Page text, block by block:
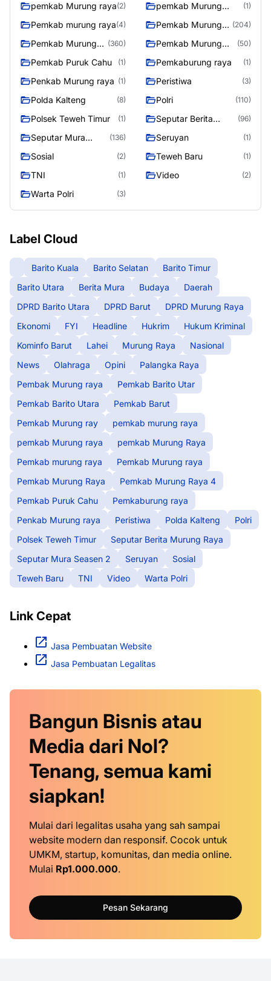
pemkab Murung raya(2)
pemkab Murung
(1)
Pemkab murung raya(4)
Pemkab Murung
(204)
Pemkab Murung
(360)
Pemkab Murung
(50)
Pemkab Puruk Cahu (1) Pemkaburung raya (1)
Penkab Murung raya (1) Peristiwa (3)
Polda Kalteng (8) Polri (110)
Polsek Teweh Timur (1)
Seputar Berita
(96)
Seputar Mura
(136) Seruyan (1)
Sosial (2) Teweh Baru (1)
TNI (1) Video (2)
Warta Polri (3)
Label Cloud
Barito Kuala Barito Selatan
Barito Timur
Barito Utara
Berita Mura Budaya
Daerah
DPRD Barito Utara
DPRD Barut
DPRD Murung Raya
Ekonomi
FYI Headline Hukrim
Hukum Kriminal
Kominfo Barut
Lahei Murung Raya
Nasional
News
Olahraga Opini
Palangka Raya
Pembak Murung raya
Pemkab Barito Utar
Pemkab Barito Utara
Pemkab Barut
Pemkab Murung ray
pemkab murung raya
pemkab Murung raya
pemkab Murung Raya
Pemkab murung raya
Pemkab Murung raya
Pemkab Murung Raya
Pemkab Murung Raya 4
Pemkab Puruk Cahu
Pemkaburung raya
Penkab Murung raya
Peristiwa Polda Kalteng
Polri
Polsek Teweh Timur
Seputar Berita Murung Raya
Seputar Mura Seasen 2
Seruyan
Sosial
Teweh Baru
TNI Video Warta Polri
Link Cepat
Jasa Pembuatan Website
Jasa Pembuatan Legalitas
Bangun Bisnis atau
Media dari Nol?
Tenang, semua kami
siapkan!
Mulai dari legalitas usaha yang sah sampai
website modern dan responsif. Cocok untuk
UMKM, startup, komunitas, dan media online.
Mulai Rp1.000.000.
Pesan Sekarang